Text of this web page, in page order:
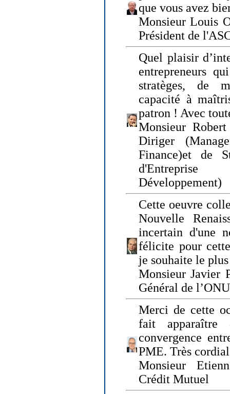
que vous avez
Monsieur Louis
Président de
Quel plaisir
entrepreneurs
stratèges, de
capacité à
patron ! Avec
Monsieur
Diriger
Finance)et de
Développement)
Cette oeuvre
Nouvelle
incertain d'une
félicite pour
je souhaite le
Monsieur Javier
Général de
Merci de cette
fait apparaître
convergence
PME. Très
Monsieur
Crédit Mutuel